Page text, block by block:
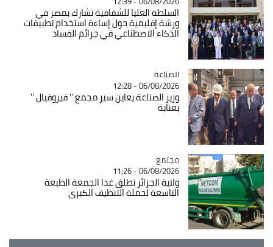
السلطة العليا للشفافية تشارك بمصر في
ورشة إقليمية حول إساءة استخدام تطبيقات
الذكاء الاصطناعي في جرائم الفساد
Catégorie
الصناعة
06/08/2026 - 12:28
وزير الصناعة يعاين سير مجمع '' فيروفيال ''
بعنابة
Catégorie
مجتمع
06/08/2026 - 11:26
ولاية الجزائر تطلق غدا الجمعة الطبعة
التاسعة لحملة التنظيف الكبرى